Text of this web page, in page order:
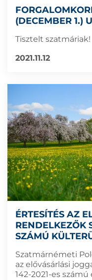
(DECEMBER 1.)
Tisztelt szatmáriak!
2021.11.12
ÉRTESÍTÉS AZ
RENDELKEZŐK
SZÁMÚ
Szatmárnémeti
az elővásárlási
142-2021-es